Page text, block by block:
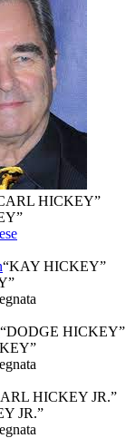
HICKEY”
“KAY HICKEY”
“DODGE HICKEY”
HICKEY JR.”
JR.”